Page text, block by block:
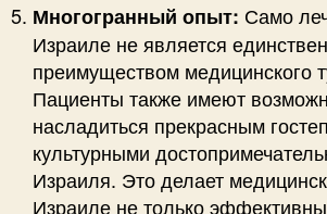
Многогранный опыт: Само
Израиле не является
преимуществом медицинского
Пациенты также имеют
насладиться прекрасным
культурными
Израиля. Это делает
Израиле не только